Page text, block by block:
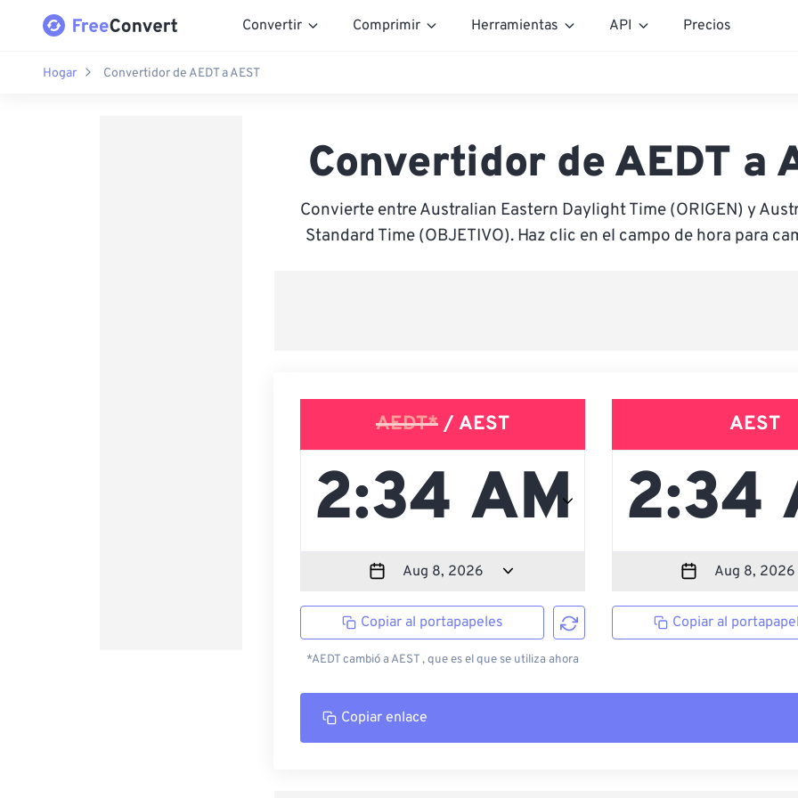
Convertir Comprimir Herramientas API Precios
Hogar Convertidor de AEDT a AEST
Convertidor de AEDT a
Convierte entre Australian Eastern Daylight Time (ORIGEN) y
Standard Time (OBJETIVO). Haz clic en el campo de hora para
AEDT* / AEST
Copiar al portapapeles
*AEDT cambió a AEST , que es el que se utiliza ahora
AEST
Copiar al
Copiar enlace